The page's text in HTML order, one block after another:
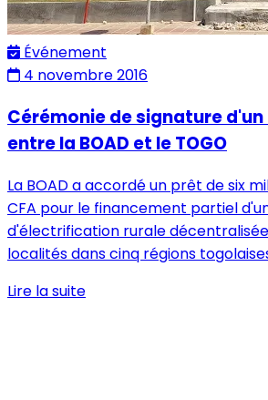
Événement
4 novembre 2016
Cérémonie de signature
entre la BOAD et le TOGO
La BOAD a accordé un prêt de six
CFA pour le financement partiel
d'électrification rurale
localités dans cinq régions
Lire la suite